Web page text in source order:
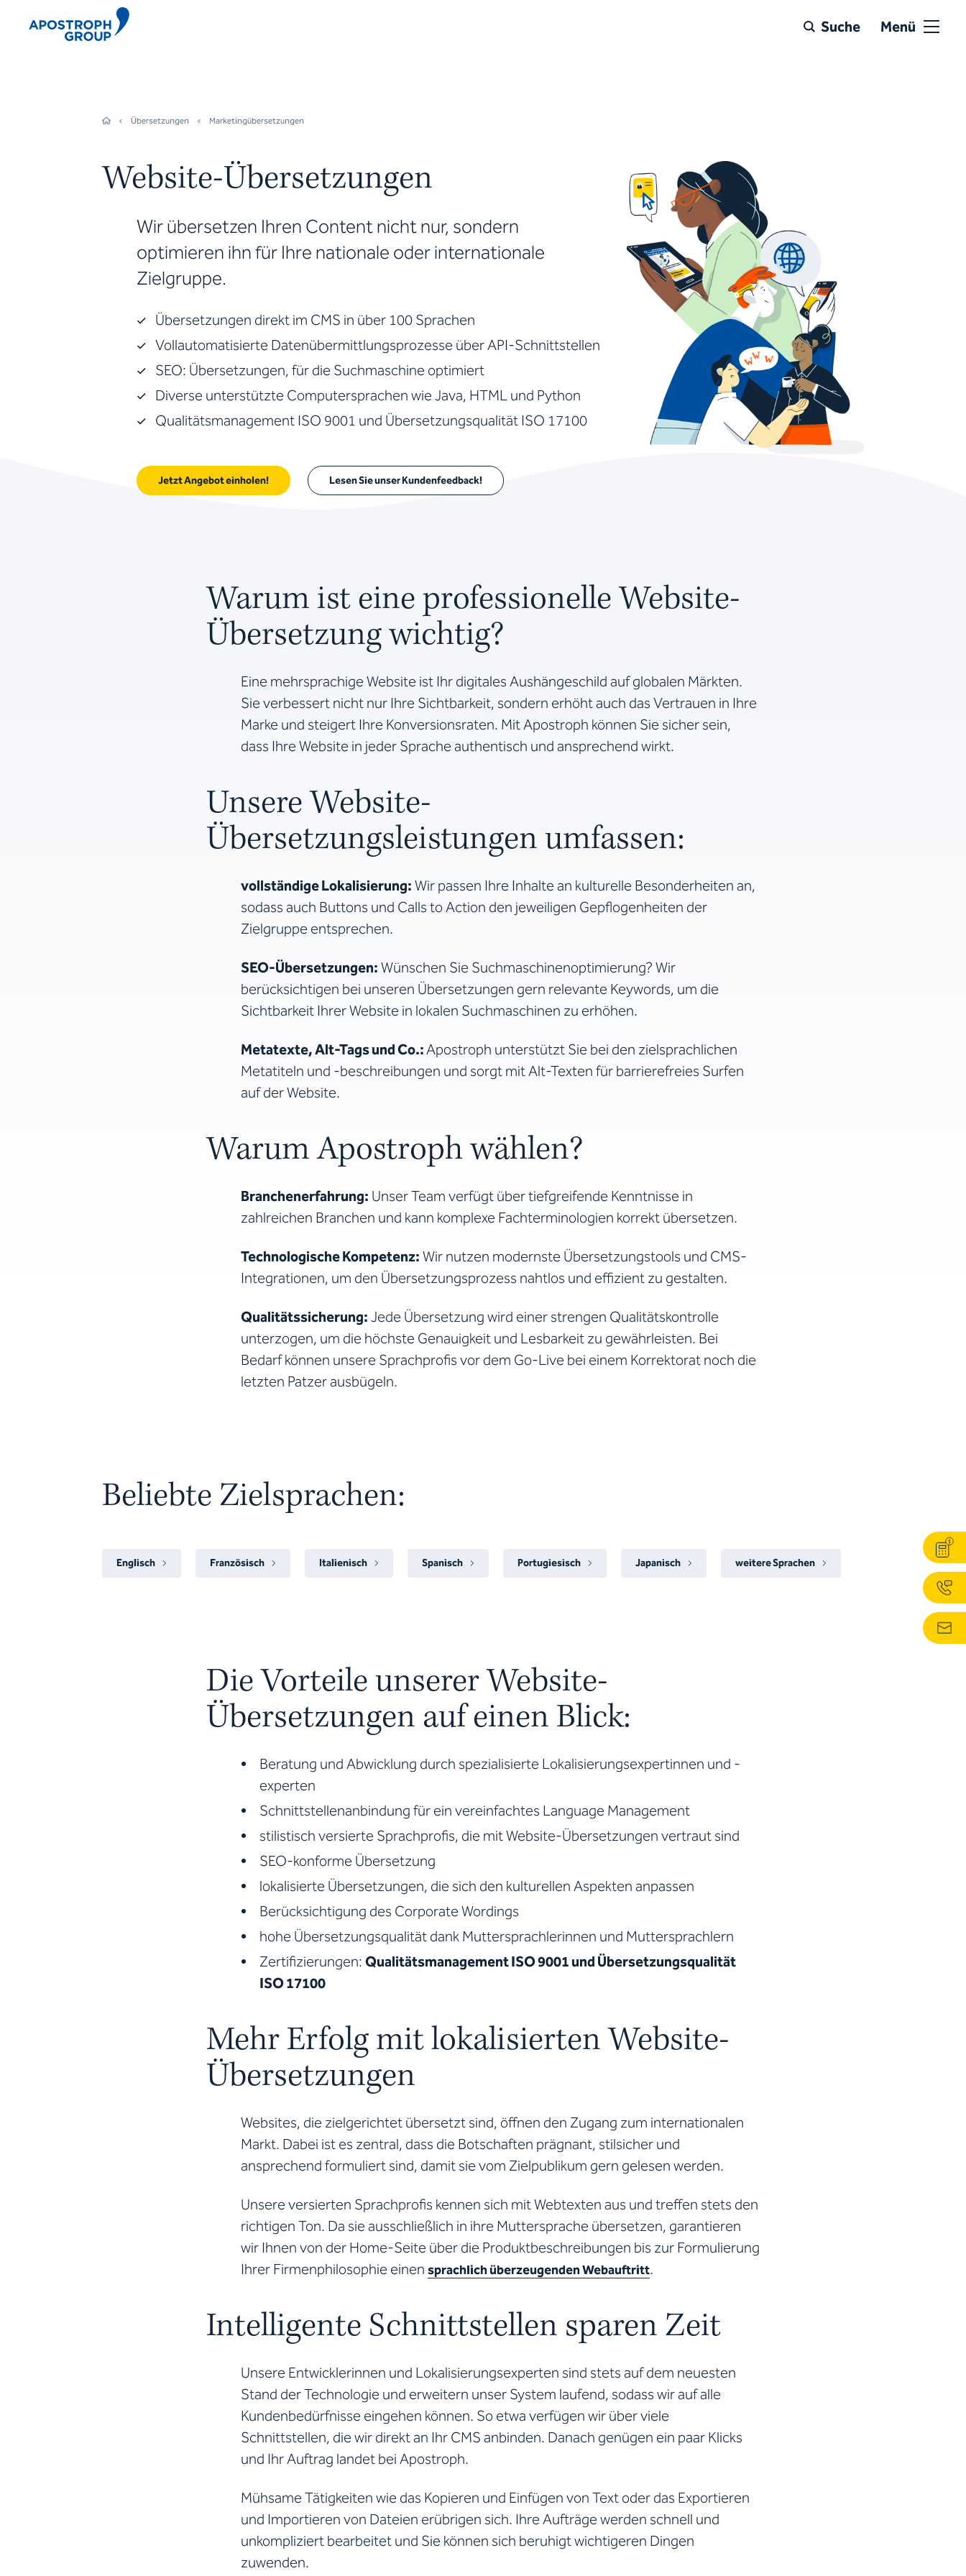
Suche Menü
Übersetzungen Marketingübersetzungen
Website-Übersetzungen
Wir übersetzen Ihren Content nicht nur, sondern
optimieren ihn für Ihre nationale oder internationale
Zielgruppe.
Übersetzungen direkt im CMS in über 100 Sprachen
Vollautomatisierte Datenübermittlungsprozesse über API-Schnittstellen
SEO: Übersetzungen, für die Suchmaschine optimiert
Diverse unterstützte Computersprachen wie Java, HTML und Python
Qualitätsmanagement ISO 9001 und Übersetzungsqualität ISO 17100
Jetzt Angebot einholen! Lesen Sie unser Kundenfeedback!
Warum ist eine professionelle Website-
Übersetzung wichtig?
Eine mehrsprachige Website ist Ihr digitales Aushängeschild auf globalen Märkten.
Sie verbessert nicht nur Ihre Sichtbarkeit, sondern erhöht auch das Vertrauen in Ihre
Marke und steigert Ihre Konversionsraten. Mit Apostroph können Sie sicher sein,
dass Ihre Website in jeder Sprache authentisch und ansprechend wirkt.
Unsere Website-
Übersetzungsleistungen umfassen:
vollständige Lokalisierung: Wir passen Ihre Inhalte an kulturelle Besonderheiten an,
sodass auch Buttons und Calls to Action den jeweiligen Gepflogenheiten der
Zielgruppe entsprechen.
SEO-Übersetzungen: Wünschen Sie Suchmaschinenoptimierung? Wir
berücksichtigen bei unseren Übersetzungen gern relevante Keywords, um die
Sichtbarkeit Ihrer Website in lokalen Suchmaschinen zu erhöhen.
Metatexte, Alt-Tags und Co.:Apostroph unterstützt Sie bei den zielsprachlichen
Metatiteln und -beschreibungen und sorgt mit Alt-Texten für barrierefreies Surfen
auf der Website.
Warum Apostroph wählen?
Branchenerfahrung: Unser Team verfügt über tiefgreifende Kenntnisse in
zahlreichen Branchen und kann komplexe Fachterminologien korrekt übersetzen.
Technologische Kompetenz: Wir nutzen modernste Übersetzungstools und CMS-
Integrationen, um den Übersetzungsprozess nahtlos und effizient zu gestalten.
Qualitätssicherung: Jede Übersetzung wird einer strengen Qualitätskontrolle
unterzogen, um die höchste Genauigkeit und Lesbarkeit zu gewährleisten. Bei
Bedarf können unsere Sprachprofis vor dem Go-Live bei einem Korrektorat noch die
letzten Patzer ausbügeln.
Beliebte Zielsprachen:
Englisch Französisch Italienisch Spanisch Portugiesisch Japanisch weitere Sprachen
Die Vorteile unserer Website-
Übersetzungen auf einen Blick:
Beratung und Abwicklung durch spezialisierte Lokalisierungsexpertinnen und -
experten
Schnittstellenanbindung für ein vereinfachtes Language Management
stilistisch versierte Sprachprofis, die mit Website-Übersetzungen vertraut sind
SEO-konforme Übersetzung
lokalisierte Übersetzungen, die sich den kulturellen Aspekten anpassen
Berücksichtigung des Corporate Wordings
hohe Übersetzungsqualität dank Muttersprachlerinnen und Muttersprachlern
Zertifizierungen: Qualitätsmanagement ISO 9001 und Übersetzungsqualität
ISO 17100
Mehr Erfolg mit lokalisierten Website-
Übersetzungen
Websites, die zielgerichtet übersetzt sind, öffnen den Zugang zum internationalen
Markt. Dabei ist es zentral, dass die Botschaften prägnant, stilsicher und
ansprechend formuliert sind, damit sie vom Zielpublikum gern gelesen werden.
Unsere versierten Sprachprofis kennen sich mit Webtexten aus und treffen stets den
richtigen Ton. Da sie ausschließlich in ihre Muttersprache übersetzen, garantieren
wir Ihnen von der Home-Seite über die Produktbeschreibungen bis zur Formulierung
Ihrer Firmenphilosophie einen sprachlich überzeugenden Webauftritt.
Intelligente Schnittstellen sparen Zeit
Unsere Entwicklerinnen und Lokalisierungsexperten sind stets auf dem neuesten
Stand der Technologie und erweitern unser System laufend, sodass wir auf alle
Kundenbedürfnisse eingehen können. So etwa verfügen wir über viele
Schnittstellen, die wir direkt an Ihr CMS anbinden. Danach genügen ein paar Klicks
und Ihr Auftrag landet bei Apostroph.
Mühsame Tätigkeiten wie das Kopieren und Einfügen von Text oder das Exportieren
und Importieren von Dateien erübrigen sich. Ihre Aufträge werden schnell und
unkompliziert bearbeitet und Sie können sich beruhigt wichtigeren Dingen
zuwenden.